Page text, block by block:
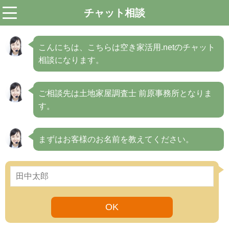
チャット相談
こんにちは、こちらは空き家活用.netのチャット
相談になります。
ご相談先は土地家屋調査士 前原事務所となりま
す。
まずはお客様のお名前を教えてください。
OK